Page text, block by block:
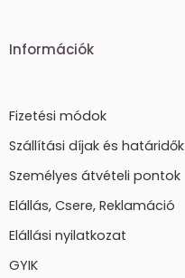
Információk
Fizetési módok
Szállítási díjak és határidők
Személyes átvételi pontok
Elállás, Csere, Reklamáció
Elállási nyilatkozat
GYIK